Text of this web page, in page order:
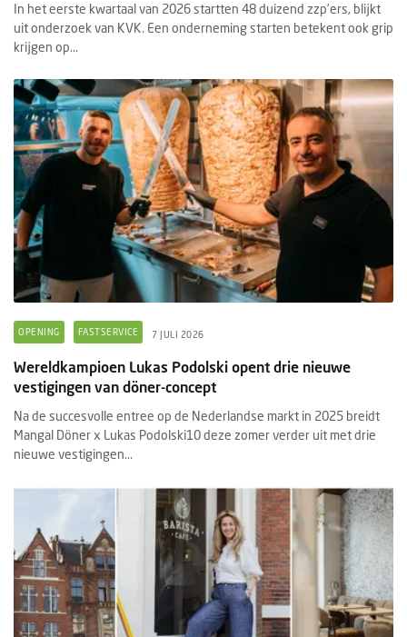
In het eerste kwartaal van 2026 startten 48 duizend zzp’ers, blijkt
uit onderzoek van KVK. Een onderneming starten betekent ook grip
krijgen op...
OPENING FASTSERVICE 7 JULI 2026
Wereldkampioen Lukas Podolski opent drie nieuwe
vestigingen van döner-concept
Na de succesvolle entree op de Nederlandse markt in 2025 breidt
Mangal Döner x Lukas Podolski10 deze zomer verder uit met drie
nieuwe vestigingen...